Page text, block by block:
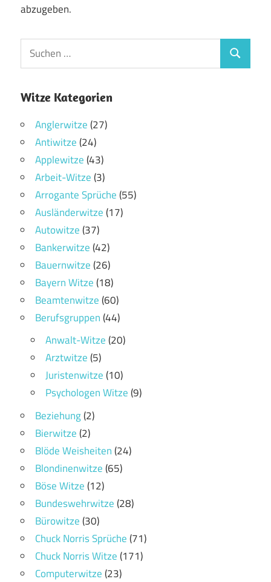
abzugeben.
Witze Kategorien
Anglerwitze(27)
Antiwitze(24)
Applewitze(43)
Arbeit-Witze(3)
Arrogante Sprüche(55)
Ausländerwitze(17)
Autowitze(37)
Bankerwitze(42)
Bauernwitze(26)
Bayern Witze(18)
Beamtenwitze(60)
Berufsgruppen(44)
Anwalt-Witze(20)
Arztwitze(5)
Juristenwitze(10)
Psychologen Witze(9)
Beziehung(2)
Bierwitze(2)
Blöde Weisheiten(24)
Blondinenwitze(65)
Böse Witze(12)
Bundeswehrwitze(28)
Bürowitze(30)
Chuck Norris Sprüche(71)
Chuck Norris Witze(171)
Computerwitze(23)